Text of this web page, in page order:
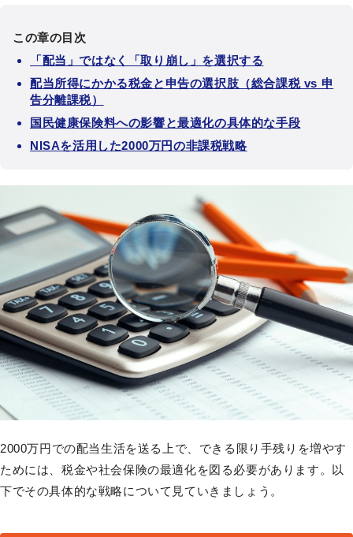
この章の目次
「配当」ではなく「取り崩し」を選択する
配当所得にかかる税金と申告の選択肢（総合課税 vs 申
告分離課税）
国民健康保険料への影響と最適化の具体的な手段
NISAを活用した2000万円の非課税戦略
2000万円での配当生活を送る上で、できる限り手残りを増やす
ためには、税金や社会保険の最適化を図る必要があります。以
下でその具体的な戦略について見ていきましょう。